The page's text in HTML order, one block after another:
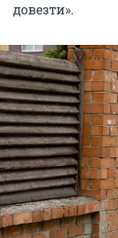
довезти».